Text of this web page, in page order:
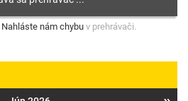
Nahláste nám chybu v prehrávači.